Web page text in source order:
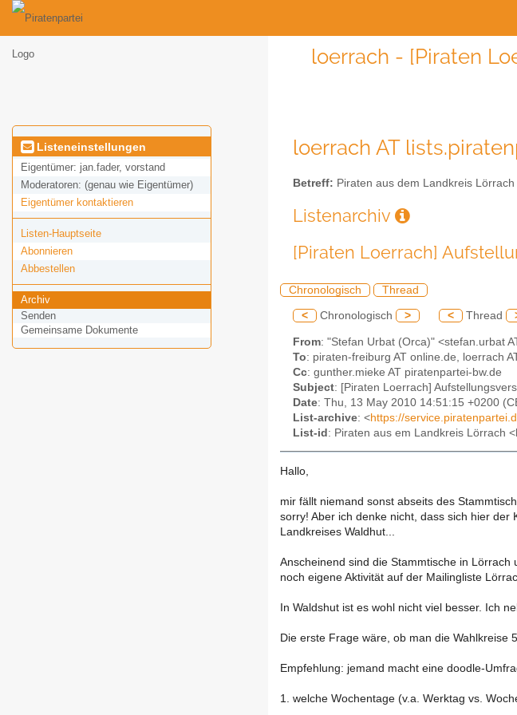
loerrach - [Piraten
Listeneinstellungen
Eigentümer: jan.fader, vorstand
Moderatoren: (genau wie Eigentümer)
Eigentümer kontaktieren
Listen-Hauptseite
Abonnieren
Abbestellen
Archiv
Senden
Gemeinsame Dokumente
loerrach AT
Betreff: Piraten aus dem Landkreis Lörrach
Listenarchiv
[Piraten Loerrach]
Chronologisch Thread
< Chronologisch > < Thread
From: "Stefan Urbat (Orca)" <stefan.urbat
To: piraten-freiburg AT online.de, loerrach
Cc: gunther.mieke AT piratenpartei-bw.de
Subject: [Piraten Loerrach]
Date: Thu, 13 May 2010 14:51:15 +0200
List-archive: <https://
List-id : Piraten aus em Landkreis Lörrach
Hallo,
mir fällt niemand sonst abseits des
sorry! Aber ich denke nicht, dass sich hier der
Landkreises Waldhut...
Anscheinend sind die Stammtische in
noch eigene Aktivität auf der Mailingliste
In Waldshut ist es wohl nicht viel besser. Ich
Die erste Frage wäre, ob man die
Empfehlung: jemand macht eine doodle-
1. welche Wochentage (v.a. Werktag vs.